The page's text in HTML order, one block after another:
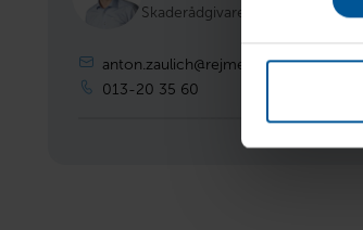
Vigfastgatan 1
Mån-Sön
Tvätten är
Skaderådgivare
anton.zaulich@rejmes.se
013-20 35 60